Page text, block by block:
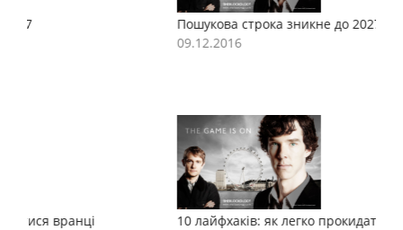
Пошукова строка зникне до 2027
10 лайфхаків: як легко прокидатися вранці